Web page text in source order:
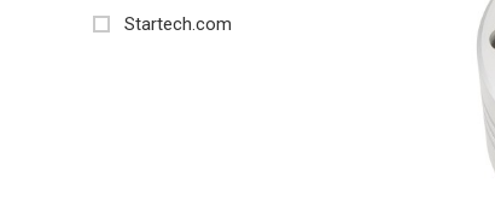
Startech.com